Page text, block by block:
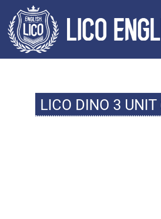
LICO DINO 3 UNIT